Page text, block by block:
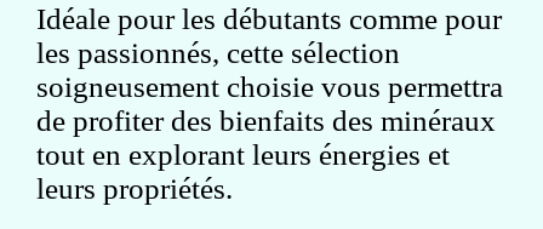
Idéale pour les débutants comme pour
les passionnés, cette sélection
soigneusement choisie vous permettra
de profiter des bienfaits des minéraux
tout en explorant leurs énergies et
leurs propriétés.